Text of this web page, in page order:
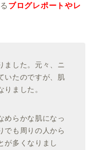
ブログレポートやレ
ました。元々、ニ
いたのですが、肌
りました。
めらかな肌になっ
でも周りの人から
が多くなりまし